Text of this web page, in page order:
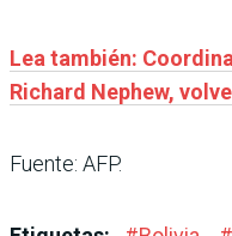
Lea también:
Richard Nephew,
Fuente: AFP.